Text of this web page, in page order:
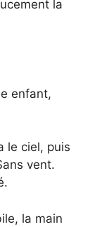
la
enfant,
le ciel, puis
vent.
la main